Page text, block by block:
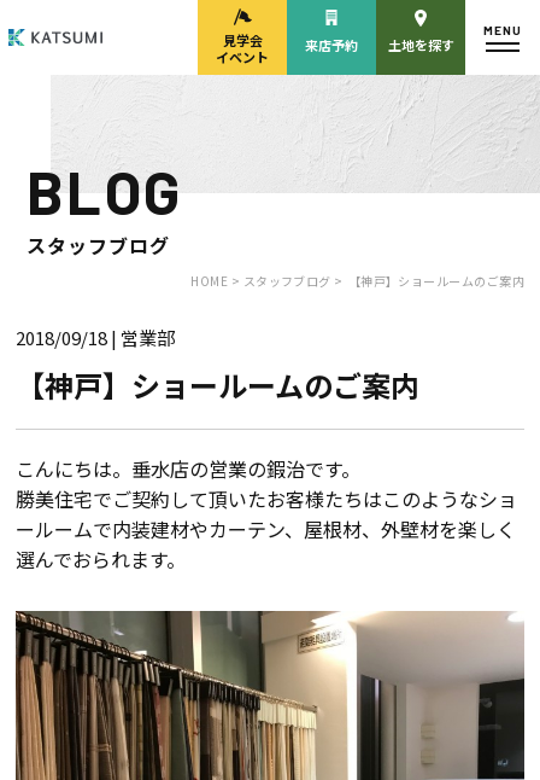
モデルハウス
来場予約
見学会・
来店予約
HOME
物件検索
分譲モデルハウス
おすすめ分譲地
見学会
イベント
来店予約 土地を探す
MENU
BLOG
スタッフブログ
HOME > スタッフブログ > 【神戸】ショールームのご案内
2018/09/18| 営業部
【神戸】ショールームのご案内
こんにちは。垂水店の営業の鍜治です。
勝美住宅でご契約して頂いたお客様たちはこのようなショ
ールームで内装建材やカーテン、屋根材、外壁材を楽しく
選んでおられます。